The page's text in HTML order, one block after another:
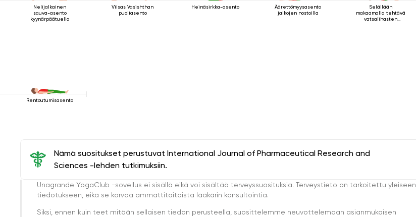
Nelijalkainen
sauva-asento
kyynärpäätuella
Viisas Vasishthan
puoliasento
Heinäsirkka-asento
Äärettömyysasento
jalkojen nostoilla
Selällään
makaamalla tehtävä
vatsalihasten
Rentoutumisasento
Nämä suositukset perustuvat International Journal of Pharmaceutical Research and
Sciences -lehden tutkimuksiin.
Unagrande YogaClub -sovellus ei sisällä eikä voi sisältää terveyssuosituksia. Terveystieto on tarkoitettu yleiseen
tiedotukseen, eikä se korvaa ammattitaitoista lääkärin konsultointia.
Siksi, ennen kuin teet mitään sellaisen tiedon perusteella, suosittelemme neuvottelemaan asianmukaisen